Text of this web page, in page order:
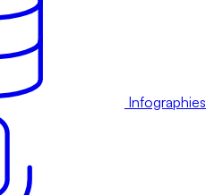
Infographies